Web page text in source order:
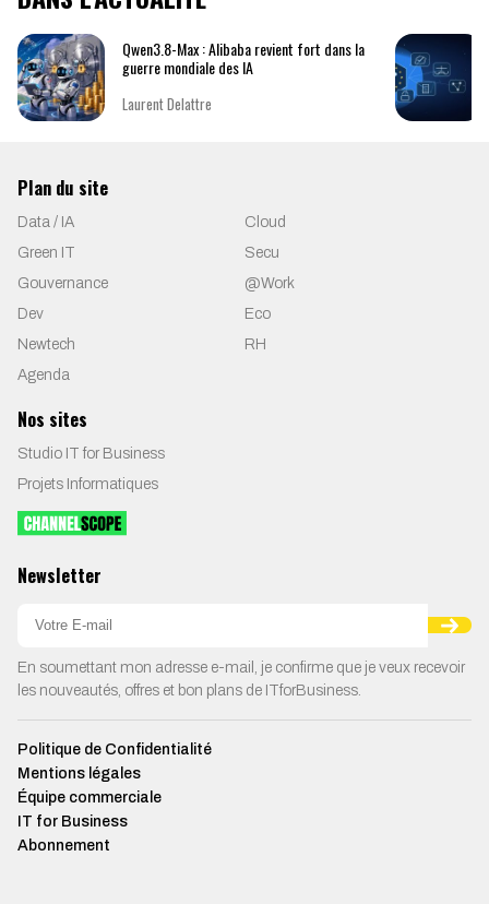
Qwen3.8-Max : Alibaba revient fort dans la
guerre mondiale des IA
Laurent Delattre
Plan du site
Data / IA
Cloud
Green IT
Secu
Gouvernance
@Work
Dev
Eco
Newtech
RH
Agenda
Nos sites
Studio IT for Business
Projets Informatiques
Newsletter
En soumettant mon adresse e-mail, je confirme que je veux recevoir
les nouveautés, offres et bon plans de ITforBusiness.
Politique de Confidentialité
Mentions légales
Équipe commerciale
IT for Business
Abonnement